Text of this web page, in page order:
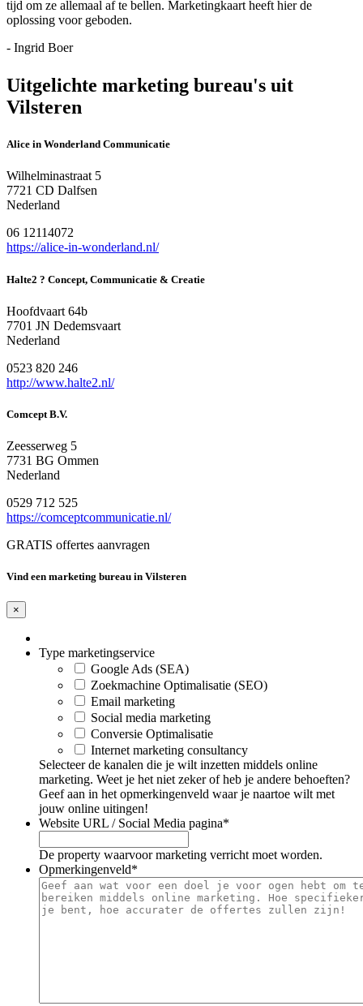
tijd om ze allemaal af te bellen. Marketingkaart heeft hier de
oplossing voor geboden.
- Ingrid Boer
Uitgelichte marketing bureau's uit
Vilsteren
Alice in Wonderland Communicatie
Wilhelminastraat 5
7721 CD Dalfsen
Nederland
06 12114072
https://alice-in-wonderland.nl/
Halte2 ? Concept, Communicatie & Creatie
Hoofdvaart 64b
7701 JN Dedemsvaart
Nederland
0523 820 246
http://www.halte2.nl/
Comcept B.V.
Zeesserweg 5
7731 BG Ommen
Nederland
0529 712 525
https://comceptcommunicatie.nl/
GRATIS offertes aanvragen
Vind een marketing bureau in Vilsteren
×
Type marketingservice
Google Ads (SEA)
Zoekmachine Optimalisatie (SEO)
Email marketing
Social media marketing
Conversie Optimalisatie
Internet marketing consultancy
Selecteer de kanalen die je wilt inzetten middels online
marketing. Weet je het niet zeker of heb je andere behoeften?
Geef aan in het opmerkingenveld waar je naartoe wilt met
jouw online uitingen!
Website URL / Social Media pagina*
De property waarvoor marketing verricht moet worden.
Opmerkingenveld*